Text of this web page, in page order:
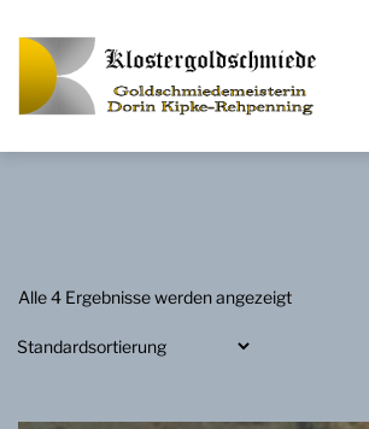
Hauptnavigation
springen
Inhalt
springen
Footer
springen
Alle 4 Ergebnisse werden angezeigt